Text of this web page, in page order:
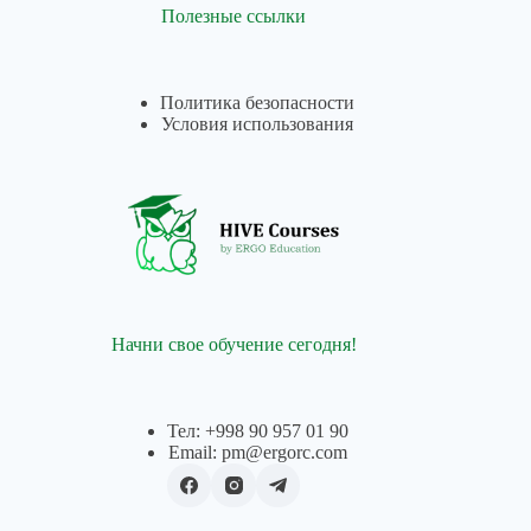
Полезные ссылки
Политика безопасности
Условия использования
Начни свое обучение сегодня!
Тел: +998 90 957 01 90
Email: pm@ergorc.com